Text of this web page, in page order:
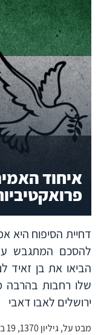
איחוד
דחיית הסיפוח היא
להסכם המתגבש
הביאו את בן
שלו רחבות בהרבה
ירושלים לאבו דאבי
מבט על, גיליון 1370, 19 באוגוסט 2020